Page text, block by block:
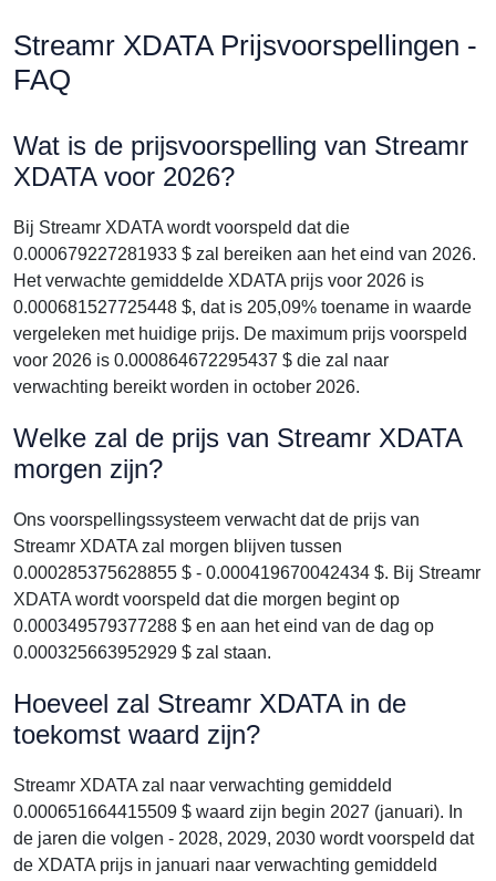
Streamr XDATA Prijsvoorspellingen -
FAQ
Wat is de prijsvoorspelling van Streamr
XDATA voor 2026?
Bij Streamr XDATA wordt voorspeld dat die
0.000679227281933 $ zal bereiken aan het eind van 2026.
Het verwachte gemiddelde XDATA prijs voor 2026 is
0.000681527725448 $, dat is 205,09% toename in waarde
vergeleken met huidige prijs. De maximum prijs voorspeld
voor 2026 is 0.000864672295437 $ die zal naar
verwachting bereikt worden in october 2026.
Welke zal de prijs van Streamr XDATA
morgen zijn?
Ons voorspellingssysteem verwacht dat de prijs van
Streamr XDATA zal morgen blijven tussen
0.000285375628855 $ - 0.000419670042434 $. Bij Streamr
XDATA wordt voorspeld dat die morgen begint op
0.000349579377288 $ en aan het eind van de dag op
0.000325663952929 $ zal staan.
Hoeveel zal Streamr XDATA in de
toekomst waard zijn?
Streamr XDATA zal naar verwachting gemiddeld
0.000651664415509 $ waard zijn begin 2027 (januari). In
de jaren die volgen - 2028, 2029, 2030 wordt voorspeld dat
de XDATA prijs in januari naar verwachting gemiddeld